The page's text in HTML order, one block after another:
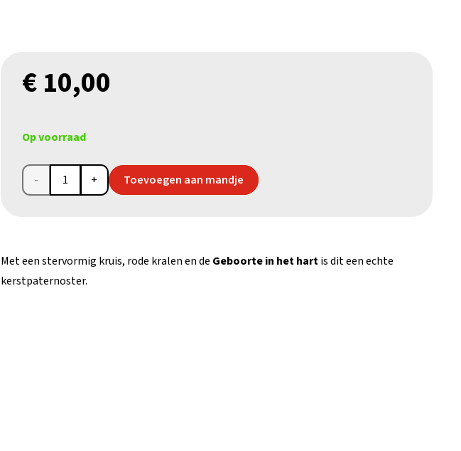
€10,00
Op voorraad
Kerstpaternoster
Toevoegen aan mandje
Met een stervormig kruis, rode kralen en de Geboorte in het hartis dit een echte
kerstpaternoster.